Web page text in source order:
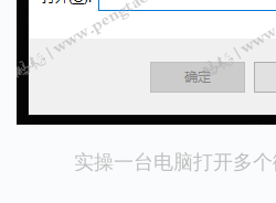
实操一台电脑打开多